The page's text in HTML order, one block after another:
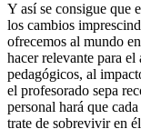
Y así se consigue que
los cambios
ofrecemos al mundo
hacer relevante para
pedagógicos, al
el profesorado sepa
personal hará que
trate de sobrevivir en